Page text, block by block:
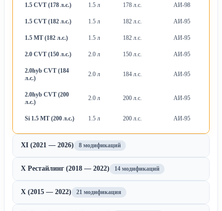
1.5 CVT (178 л.с.) 1.5 л 178 л.с. АИ-98
1.5 CVT (182 л.с.) 1.5 л 182 л.с. АИ-95
1.5 MT (182 л.с.) 1.5 л 182 л.с. АИ-95
2.0 CVT (150 л.с.) 2.0 л 150 л.с. АИ-95
2.0hyb CVT (184
л.с.)
2.0 л 184 л.с. АИ-95
2.0hyb CVT (200
л.с.)
2.0 л 200 л.с. АИ-95
Si 1.5 MT (200 л.с.) 1.5 л 200 л.с. АИ-95
XI (2021 — 2026) 8 модификаций
X Рестайлинг (2018 — 2022) 14 модификаций
X (2015 — 2022) 21 модификация